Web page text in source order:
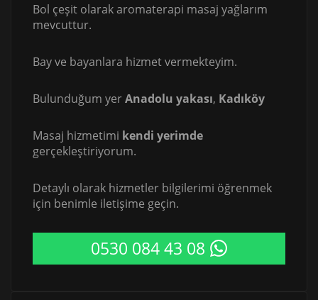
Bol çeşit olarak aromaterapi masaj yağlarım
mevcuttur.
Bay ve bayanlara hizmet vermekteyim.
Bulunduğum yerAnadolu yakası, Kadıköy
Masaj hizmetimi kendi yerimde
gerçekleştiriyorum.
Detaylı olarak hizmetler bilgilerimi öğrenmek
için benimle iletişime geçin.
0530 084 43 08